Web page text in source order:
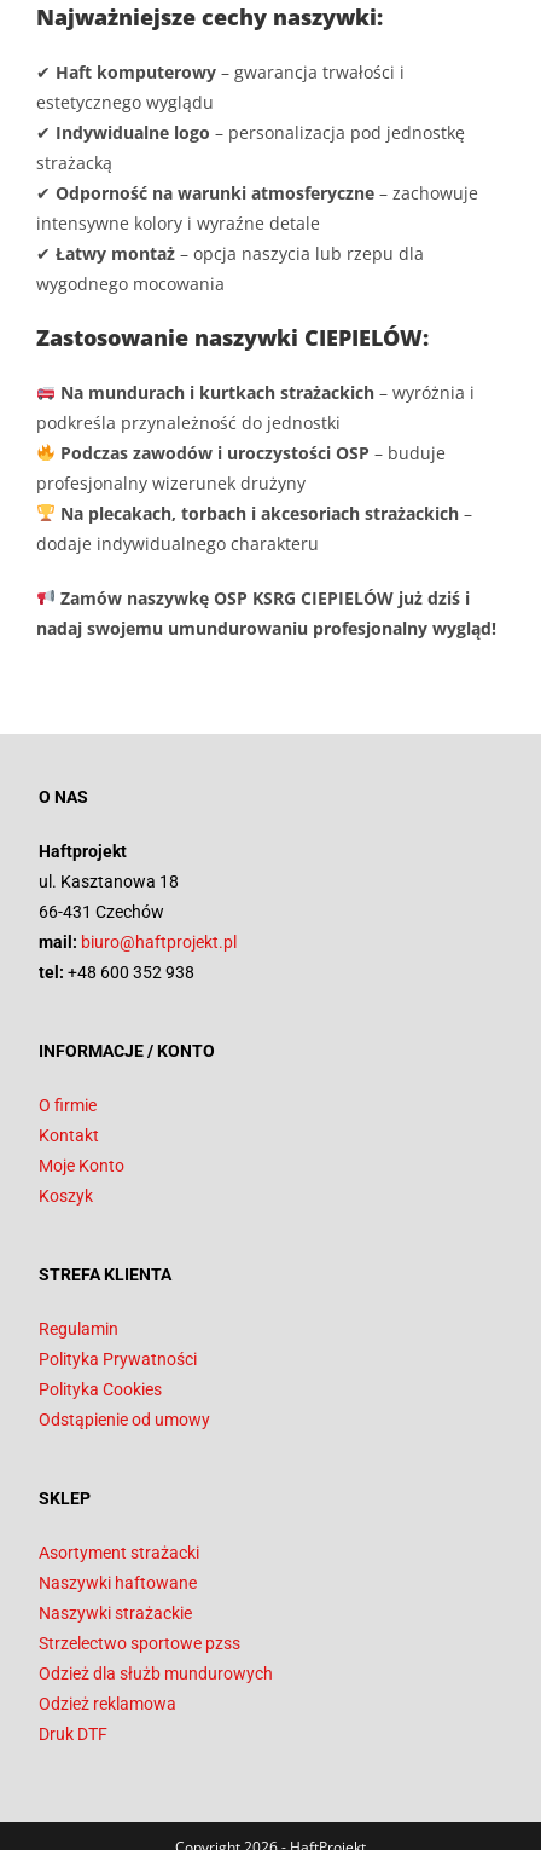
Najważniejsze cechy naszywki:
✔ Haft komputerowy – gwarancja trwałości i
estetycznego wyglądu
✔ Indywidualne logo – personalizacja pod jednostkę
strażacką
✔ Odporność na warunki atmosferyczne – zachowuje
intensywne kolory i wyraźne detale
✔ Łatwy montaż – opcja naszycia lub rzepu dla
wygodnego mocowania
Zastosowanie naszywki CIEPIELÓW:
Na mundurach i kurtkach strażackich– wyróżnia i
podkreśla przynależność do jednostki
Podczas zawodów i uroczystości OSP – buduje
profesjonalny wizerunek drużyny
Na plecakach, torbach i akcesoriach strażackich–
dodaje indywidualnego charakteru
Zamów naszywkę OSP KSRG CIEPIELÓW już dziś i
nadaj swojemu umundurowaniu profesjonalny wygląd!
O NAS
Haftprojekt
ul. Kasztanowa 18
66-431 Czechów
mail: biuro@haftprojekt.pl
tel: +48 600 352 938
INFORMACJE / KONTO
O firmie
Kontakt
Moje Konto
Koszyk
STREFA KLIENTA
Regulamin
Polityka Prywatności
Polityka Cookies
Odstąpienie od umowy
SKLEP
Asortyment strażacki
Naszywki haftowane
Naszywki strażackie
Strzelectwo sportowe pzss
Odzież dla służb mundurowych
Odzież reklamowa
Druk DTF